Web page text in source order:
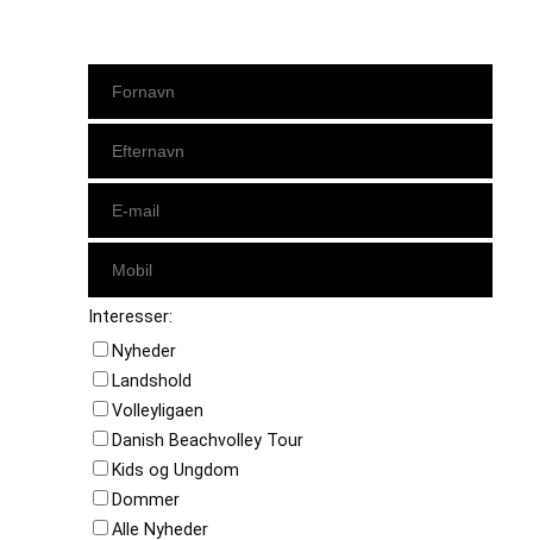
Interesser:
Nyheder
Landshold
Volleyligaen
Danish Beachvolley Tour
Kids og Ungdom
Dommer
Alle Nyheder